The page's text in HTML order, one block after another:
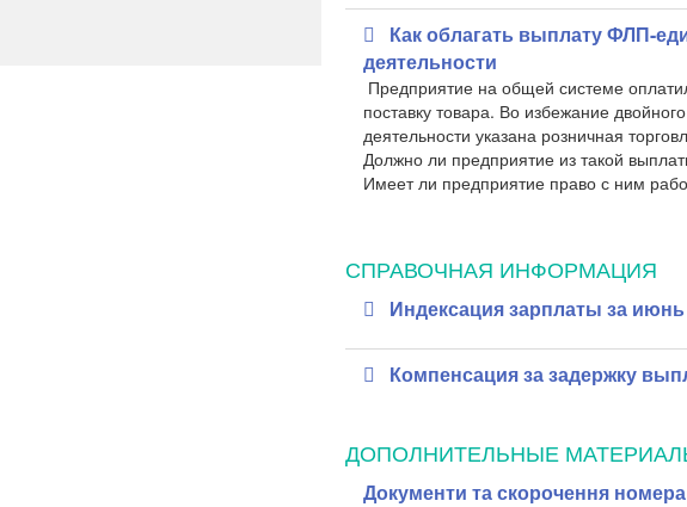
Как облагать выплату ФЛП-
деятельности
Предприятие на общей системе
поставку товара. Во избежание
деятельности указана розничная
Должно ли предприятие из такой
Имеет ли предприятие право с ним
СПРАВОЧНАЯ ИНФОРМАЦИЯ
Индексация зарплаты за
Компенсация за задержку
ДОПОЛНИТЕЛЬНЫЕ
Документи та скорочення номера